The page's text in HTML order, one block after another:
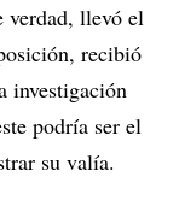
verdad, llevó el
recibió
investigación
podría ser el
su valía.